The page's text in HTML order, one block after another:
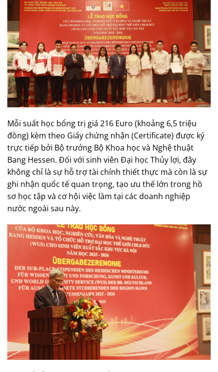
Mỗi suất học bổng trị giá 216 Euro (khoảng 6,5 triệu
đồng) kèm theo Giấy chứng nhận (Certificate) được ký
trực tiếp bởi Bộ trưởng Bộ Khoa học và Nghệ thuật
Bang Hessen. Đối với sinh viên Đại học Thủy lợi, đây
không chỉ là sự hỗ trợ tài chính thiết thực mà còn là sự
ghi nhận quốc tế quan trọng, tạo ưu thế lớn trong hồ
sơ học tập và cơ hội việc làm tại các doanh nghiệp
nước ngoài sau này.